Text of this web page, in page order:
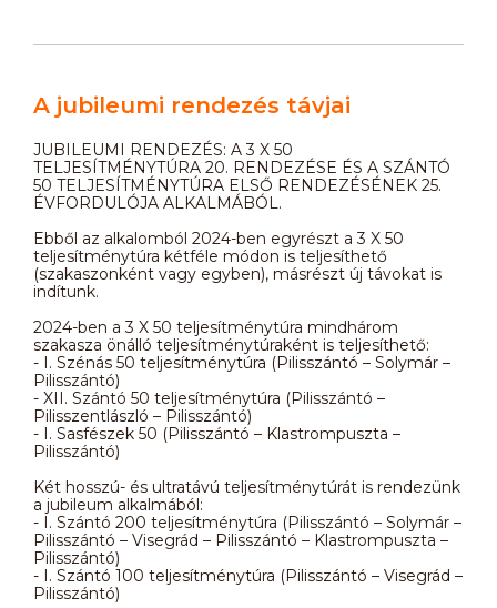
A jubileumi rendezés távjai
JUBILEUMI RENDEZÉS: A 3 X 50
TELJESÍTMÉNYTÚRA 20. RENDEZÉSE ÉS A SZÁNTÓ
50 TELJESÍTMÉNYTÚRA ELSŐ RENDEZÉSÉNEK 25.
ÉVFORDULÓJA ALKALMÁBÓL.
Ebből az alkalomból 2024-ben egyrészt a 3 X 50
teljesítménytúra kétféle módon is teljesíthető
(szakaszonként vagy egyben), másrészt új távokat is
indítunk.
2024-ben a 3 X 50 teljesítménytúra mindhárom
szakasza önálló teljesítménytúraként is teljesíthető:
- I. Szénás 50 teljesítménytúra (Pilisszántó – Solymár –
Pilisszántó)
- XII. Szántó 50 teljesítménytúra (Pilisszántó –
Pilisszentlászló – Pilisszántó)
- I. Sasfészek 50 (Pilisszántó – Klastrompuszta –
Pilisszántó)
Két hosszú- és ultratávú teljesítménytúrát is rendezünk
a jubileum alkalmából:
- I. Szántó 200 teljesítménytúra (Pilisszántó – Solymár –
Pilisszántó – Visegrád – Pilisszántó – Klastrompuszta –
Pilisszántó)
- I. Szántó 100 teljesítménytúra (Pilisszántó – Visegrád –
Pilisszántó)